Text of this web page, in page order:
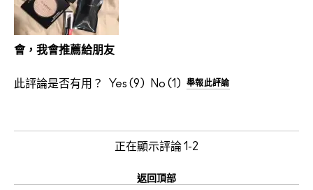
會，我會推薦給朋友
此評論是否有用？ 9 1 舉報此評論
正在顯示評論1-2
返回頂部